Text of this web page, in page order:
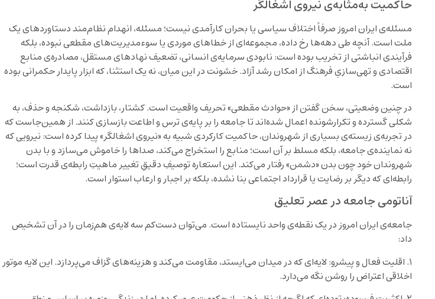
حاکمیت به‌مثابه‌ی نیروی اشغالگر
مسئله‌ی ایران امروز صرفاً اختلاف سیاسی یا بحران کارآمدی نیست؛ مسئله، انهدام نظام‌مند دستاوردهای یک
ملت است. آنچه طی دهه‌ها رخ داده، مجموعه‌ای از خطاهای موردی یا سوءمدیریت‌های مقطعی نبوده، بلکه
فرآیندی انباشتی از تخریب بوده است: نابودی سرمایه‌ی انسانی، تضعیف نهادهای مستقل، مصادره‌ی منابع
اقتصادی و تهی‌سازیِ فرهنگ از امکان رشد آزاد. خشونت در این میان، نه یک استثنا، که ابزار پایدار حکمرانی بوده
است.
در چنین وضعیتی، سخن گفتن از «حوادث مقطعی» تحریف واقعیت است. کشتار، بازداشت، شکنجه و حذف، به
شکلی گسترده و تکرارشونده اعمال شده‌اند تا جامعه را بر پایه‌ی ترس و اطاعت بازسازی کنند. از همین‌جاست که
در تجربه‌ی زیسته‌ی بسیاری از شهروندان، حاکمیت کارکردی شبیه به «نیروی اشغالگر» پیدا کرده است: نیرویی که
نه نماینده‌ی جامعه، بلکه مسلط بر آن است؛ منابع را استخراج می‌کند، صداها را خاموش می‌سازد و با بدن
شهروندان خود چون بدن «دشمن» رفتار می‌کند. این استعاره توصیفِ دقیقِ تغییر ماهیتِ رابطه‌ی قدرت است؛
رابطه‌ای که دیگر بر رضایت یا قرارداد اجتماعی بنا نشده، بلکه بر اجبار و ارعاب استوار است.
آناتومی جامعه در عصر تعلیق
جامعه‌ی ایران امروز در یک نقطه‌ی واحد نایستاده است. می‌توان دست‌کم سه لایه‌ی هم‌زمان را در آن تشخیص
داد:
۱. اقلیت فعال و پیشرو: لایه‌ای که در میدان می‌ایستد، مقاومت می‌کند و هزینه‌های گزاف می‌پردازد. این لایه موتور
اخلاقی اعتراض را روشن نگه می‌دارد.